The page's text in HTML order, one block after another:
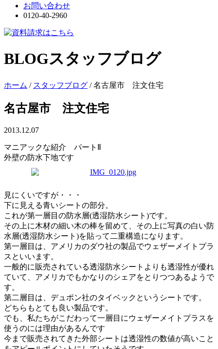
お問い合わせ
0120-40-2960
BLOGスタッフブログ
ホーム / スタッフブログ /名古屋市 注文住宅
名古屋市 注文住宅
2013.12.07
マニアックな紹介 パートⅡ
外壁の防水下地です
見にくいですが・・・
下に見える青いシートの部分。
これが第一層目の防水層(透湿防水シート)です。
その上に木材の細い木の棒を留めて、その上に写真の白い防
水層(透湿防水シート)を貼って二重構造になります。
第一層目は、アメリカのダウ社の製品でウェザーメイトプラ
スといいます。
一般的に販売されている透湿防水シートよりも透湿性が優れ
ていて、アメリカでもかなりのシェアをとりつつあるようで
す。
第二層目は、デュポン社のタイベックというシートです。
どちらもとても良い製品です。
でも、私たちがこだわって一層目にウェザーメイトプラスを
使うのには理由があるんです
今まで販売されてきた外部シートは透湿性の数値が高いこと